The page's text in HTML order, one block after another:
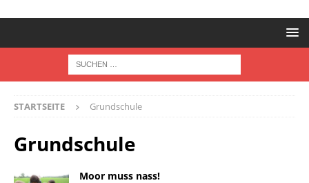
STARTSEITE Grundschule
Grundschule
Moor muss nass!